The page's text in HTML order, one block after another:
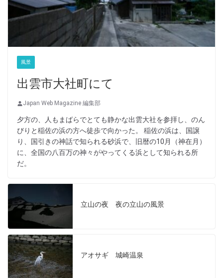
風景
出雲市大社町にて
Japan Web Magazine 編集部
夕方の、人もまばらでとても静かな出雲大社を参拝し、のん
びりと稲佐の浜の方へ徒歩で向かった。 稲佐の浜は、国譲
り、国引きの神話で知られる砂浜で、旧暦の10月（神在月）
に、全国の八百万の神々がやってくる浜として知られる所
だ。
立山の夜 夜の立山の風景
アオサギ 城崎温泉